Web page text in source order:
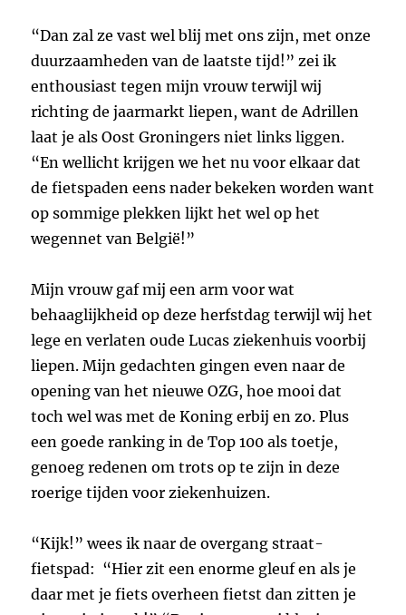
“Dan zal ze vast wel blij met ons zijn, met onze
duurzaamheden van de laatste tijd!” zei ik
enthousiast tegen mijn vrouw terwijl wij
richting de jaarmarkt liepen, want de Adrillen
laat je als Oost Groningers niet links liggen.
“En wellicht krijgen we het nu voor elkaar dat
de fietspaden eens nader bekeken worden want
op sommige plekken lijkt het wel op het
wegennet van België!”
Mijn vrouw gaf mij een arm voor wat
behaaglijkheid op deze herfstdag terwijl wij het
lege en verlaten oude Lucas ziekenhuis voorbij
liepen. Mijn gedachten gingen even naar de
opening van het nieuwe OZG, hoe mooi dat
toch wel was met de Koning erbij en zo. Plus
een goede ranking in de Top 100 als toetje,
genoeg redenen om trots op te zijn in deze
roerige tijden voor ziekenhuizen.
“Kijk!” wees ik naar de overgang straat-
fietspad: “Hier zit een enorme gleuf en als je
daar met je fiets overheen fietst dan zitten je